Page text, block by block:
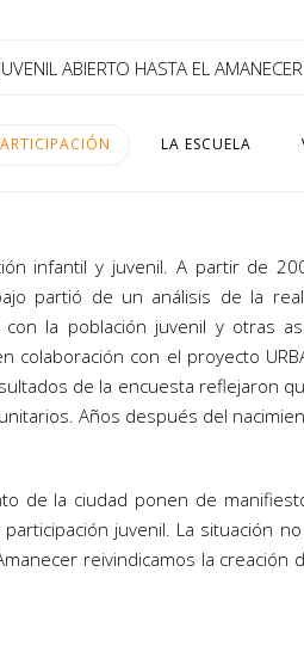
LA ESCUELA
infantil y juvenil. A partir de
partió de un análisis de la
la población juvenil y otras
colaboración con el proyecto
de la encuesta reflejaron
Años después del
de la ciudad ponen de
juvenil. La situación
reivindicamos la creación